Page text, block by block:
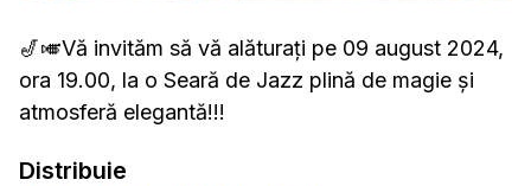
🎷🎺Vă invităm să vă alăturați pe 09 august 2024,
ora 19.00, la o Seară de Jazz plină de magie și
atmosferă elegantă!!!
Distribuie